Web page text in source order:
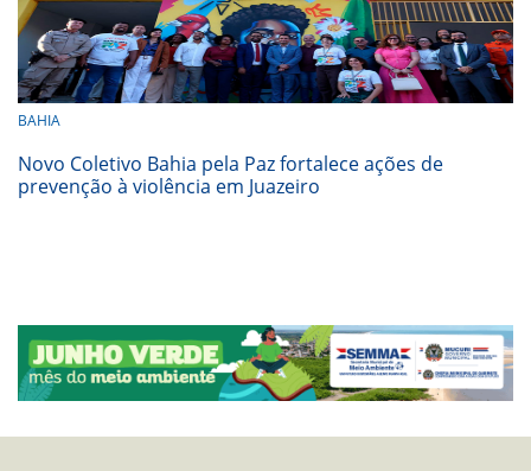
BAHIA
Novo Coletivo Bahia pela Paz fortalece ações de
prevenção à violência em Juazeiro